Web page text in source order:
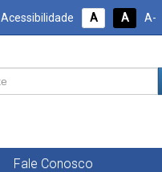
Acessibilidade A A A-
Fale Conosco